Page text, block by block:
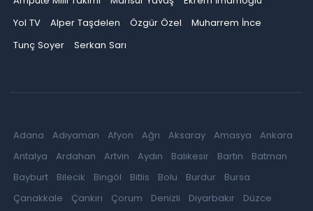
Yol TV
Alper Taşdelen Özgür Özel
Muharrem İnce
Tunç Soyer
Serkan Sarı
Adana Adıyaman Afyon Ağrı Aksaray Amasya
Ankara
Antalya
Ardahan Artvin Aydın Balıkesir Bartın
Batman
Bayburt
Bilecik Bingöl Bitlis Bolu Burdur
Bursa
Çanakkale
Çankırı Çorum Denizli Diyarbakır
Düzce